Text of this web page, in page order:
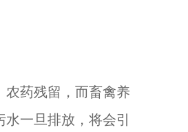
农药残留，而畜禽养
一旦排放，将会引